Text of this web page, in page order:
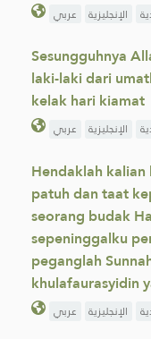
عربي الإنجليزية
Sesungguhnya
laki-laki dari
kelak hari kiamat
عربي الإنجليزية
Hendaklah
patuh dan taat
seorang budak
sepeninggalku
peganglah
khulafaurasyidin
عربي الإنجليزية